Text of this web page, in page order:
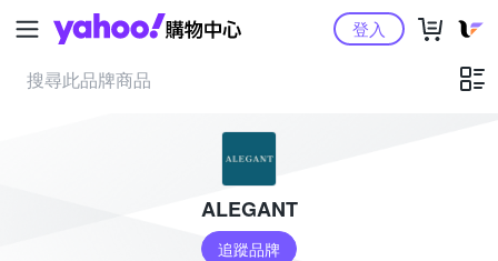
Yahoo購物中心登入
ALEGANT
追蹤品牌